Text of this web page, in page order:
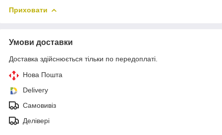
Приховати
Умови доставки
Доставка здійснюється тільки по передоплаті.
Нова Пошта
Delivery
Самовивіз
Делівері